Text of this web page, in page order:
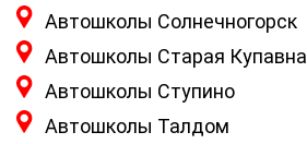
Автошколы Солнечногорск
Автошколы Старая Купавна
Автошколы Ступино
Автошколы Талдом